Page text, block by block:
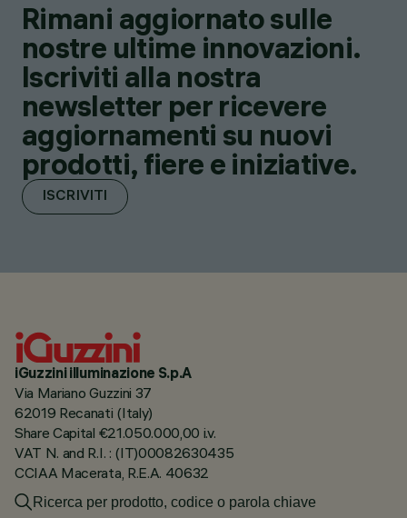
Rimani aggiornato sulle
nostre ultime innovazioni.
Iscriviti alla nostra
newsletter per ricevere
aggiornamenti su nuovi
prodotti, fiere e iniziative.
ISCRIVITI
iGuzzini illuminazione S.p.A
Via Mariano Guzzini 37
62019 Recanati (Italy)
Share Capital €21.050.000,00 i.v.
VAT N. and R.I. : (IT)00082630435
CCIAA Macerata, R.E.A. 40632